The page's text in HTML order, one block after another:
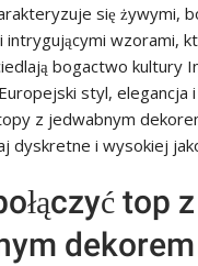
się żywymi,
intrygującymi wzorami,
bogactwo kultury
styl, elegancja
z jedwabnym
dyskretne i wysokiej
top z